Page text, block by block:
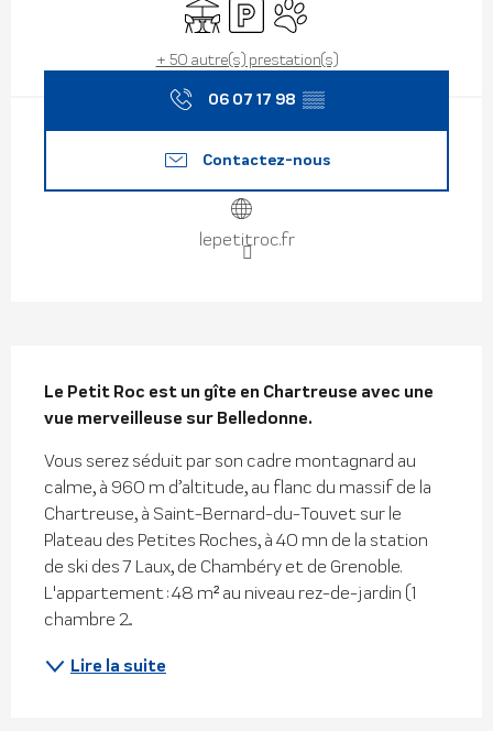
TerrasseParkingAnimaux acceptés
+ 50 autre(s) prestation(s)
06 07 17 98 ▒▒
Contactez-nous
lepetitroc.fr
Description
Le Petit Roc est un gîte en Chartreuse avec une
vue merveilleuse sur Belledonne.
Vous serez séduit par son cadre montagnard au
calme, à 960 m d’altitude, au flanc du massif de la
Chartreuse, à Saint-Bernard-du-Touvet sur le
Plateau des Petites Roches, à 40 mn de la station
de ski des 7 Laux, de Chambéry et de Grenoble.
L'appartement : 48 m² au niveau rez-de-jardin (1
chambre 2...
Lire la suite